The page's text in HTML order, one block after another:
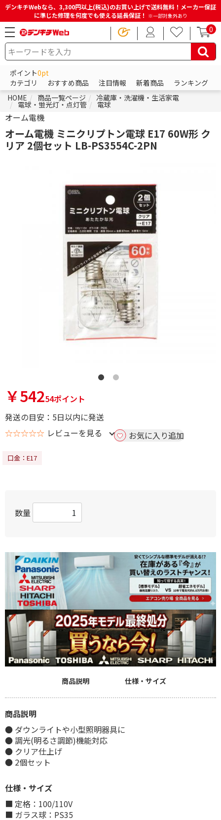
デンキチWebなら、3,300円以上(税込)のお買い上げで送料無料！メーカー保証
に準じた修理を何度でも使える延長保証！ ※一部対象外あり
0
ポイント0pt
カテゴリ
おすすめ商品 注目情報 新着商品
ランキング
HOME
商品一覧ページ 冷蔵庫・洗濯機・生活家電
電球・蛍光灯・点灯管 電球
オーム電機
オーム電機 ミニクリプトン電球 E17 60W形 ク
リア 2個セット LB-PS3554C-2PN
￥54254ポイント
発送の目安：5日以内に発送
☆☆☆☆☆ レビューを見る お気に入り追加
口金：E17
数量
商品説明 仕様・サイズ
商品説明
● ダウンライトや小型照明器具に
● 調光(明るさ調節)機能対応
● クリア仕上げ
● 2個セット
仕様・サイズ
■ 定格：100/110V
■ ガラス球：PS35